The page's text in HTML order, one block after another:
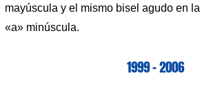
mayúscula y el mismo bisel agudo en
«a» minúscula.
1999 – 2006